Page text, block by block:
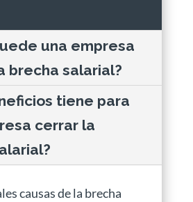
una empresa
brecha salarial?
tiene para
cerrar la
causas de la brecha